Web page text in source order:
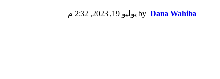
by Dana Wahiba يوليو 19, 2023, 2:32 م